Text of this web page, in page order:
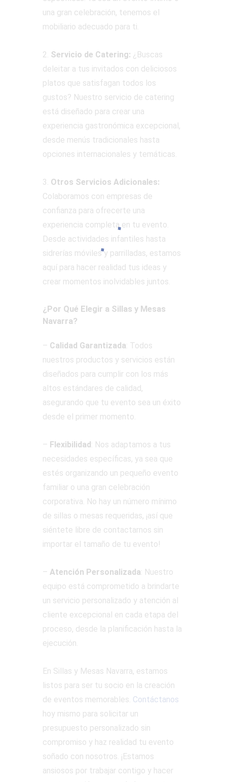
una gran celebración, tenemos el
mobiliario adecuado para ti.
2. Servicio de Catering: ¿Buscas
deleitar a tus invitados con deliciosos
platos que satisfagan todos los
gustos? Nuestro servicio de catering
está diseñado para crear una
experiencia gastronómica excepcional,
desde menús tradicionales hasta
opciones internacionales y temáticas.
3. Otros Servicios Adicionales:
Colaboramos con empresas de
confianza para ofrecerte una
experiencia completa en tu evento.
Desde actividades infantiles hasta
sidrerías móviles y parrilladas, estamos
aquí para hacer realidad tus ideas y
crear momentos inolvidables juntos.
¿Por Qué Elegir a Sillas y Mesas
Navarra?
– Calidad Garantizada: Todos
nuestros productos y servicios están
diseñados para cumplir con los más
altos estándares de calidad,
asegurando que tu evento sea un éxito
desde el primer momento.
– Flexibilidad: Nos adaptamos a tus
necesidades específicas, ya sea que
estés organizando un pequeño evento
familiar o una gran celebración
corporativa. No hay un número mínimo
de sillas o mesas requeridas, ¡así que
siéntete libre de contactarnos sin
importar el tamaño de tu evento!
– Atención Personalizada: Nuestro
equipo está comprometido a brindarte
un servicio personalizado y atención al
cliente excepcional en cada etapa del
proceso, desde la planificación hasta la
ejecución.
En Sillas y Mesas Navarra, estamos
listos para ser tu socio en la creación
de eventos memorables. Contáctanos
hoy mismo para solicitar un
presupuesto personalizado sin
compromiso y haz realidad tu evento
soñado con nosotros. ¡Estamos
ansiosos por trabajar contigo y hacer